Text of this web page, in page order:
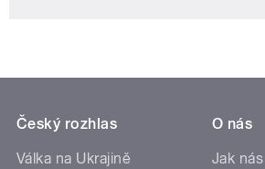
Český rozhlas
Válka na Ukrajině
O nás
Jak